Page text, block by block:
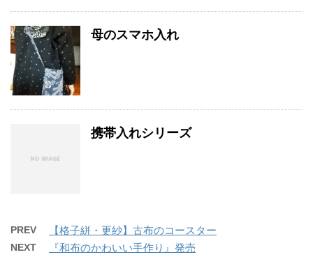
母のスマホ入れ
携帯入れシリーズ
PREV 【格子絣・更紗】古布のコースター
NEXT 『和布のかわいい手作り』発売